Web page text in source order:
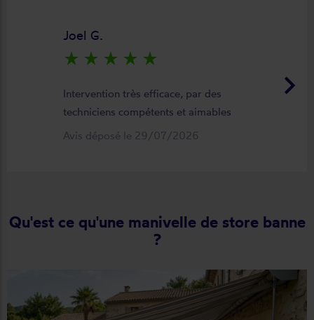
keyboard_arrow_right
Joel G.
star_rate star_rate star_rate star_rate star_rate
Intervention très efficace, par des
techniciens compétents et aimables
Avis déposé le 29/07/2026
Qu'est ce qu'une manivelle de store banne
?